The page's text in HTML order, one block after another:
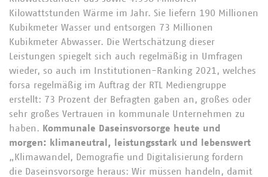
Kilowattstunden Wärme im Jahr. Sie liefern 190 Millionen
Kubikmeter Wasser und entsorgen 73 Millionen
Kubikmeter Abwasser. Die Wertschätzung dieser
Leistungen spiegelt sich auch regelmäßig in Umfragen
wieder, so auch im Institutionen-Ranking 2021, welches
forsa regelmäßig im Auftrag der RTL Mediengruppe
erstellt: 73 Prozent der Befragten gaben an, großes oder
sehr großes Vertrauen in kommunale Unternehmen zu
haben.
Kommunale Daseinsvorsorge heute und
morgen: klimaneutral, leistungsstark und lebenswert
„Klimawandel, Demografie und Digitalisierung fordern
die Daseinsvorsorge heraus: Wir müssen handeln, damit